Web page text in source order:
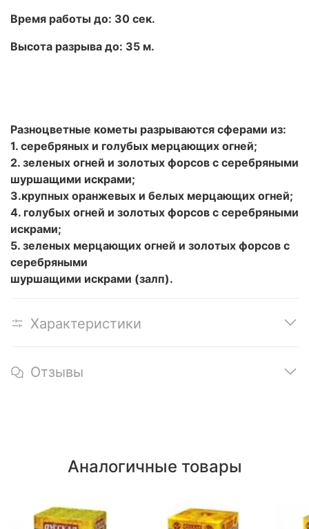
Время работы до: 30 сек.
Высота разрыва до: 35 м.
Разноцветные кометы разрываются сферами из:
1. серебряных и голубых мерцающих огней;
2. зеленых огней и золотых форсов с серебряными
шуршащими искрами;
3.крупных оранжевых и белых мерцающих огней;
4. голубых огней и золотых форсов с серебряными
искрами;
5. зеленых мерцающих огней и золотых форсов с
серебряными
шуршащими искрами (залп).
Характеристики
Отзывы
Аналогичные товары